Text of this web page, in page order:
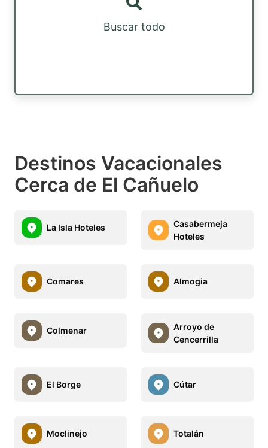
Buscar todo
Destinos Vacacionales
Cerca de El Cañuelo
La Isla Hoteles
Casabermeja
Hoteles
Comares Almogia
Colmenar
Arroyo de
Cencerrilla
El Borge Cútar
Moclinejo Totalán